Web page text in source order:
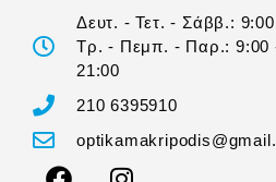
Δευτ. - Τετ. - Σάββ.:
Τρ. - Πεμπ. - Παρ.: 9:00
21:00
210 6395910